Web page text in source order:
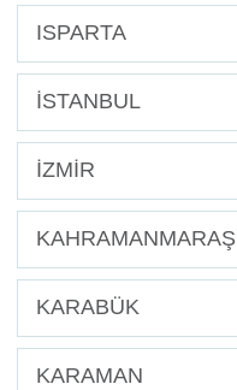
ISPARTA
İSTANBUL
İZMİR
KAHRAMANMARAŞ
KARABÜK
KARAMAN